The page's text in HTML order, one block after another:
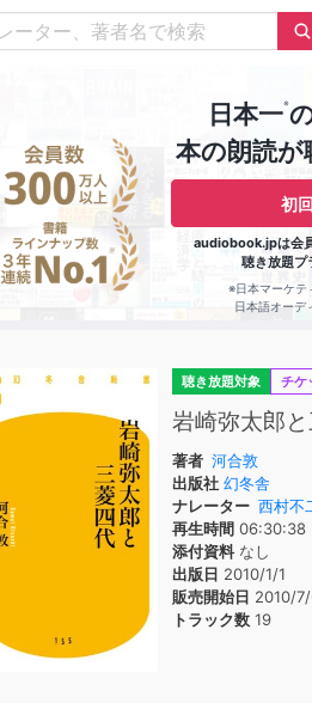
日本一※
本の朗読
初
audiobook.jpは会
聴き放題プ
※日本マーケテ
日本語オーデ
聴き放題対象 チケ
岩崎弥太郎
著者 河合敦
出版社 幻冬舎
ナレーター 西村不
再生時間 06:30:38
添付資料なし
出版日 2010/1/1
販売開始日 2010/
トラック数 19